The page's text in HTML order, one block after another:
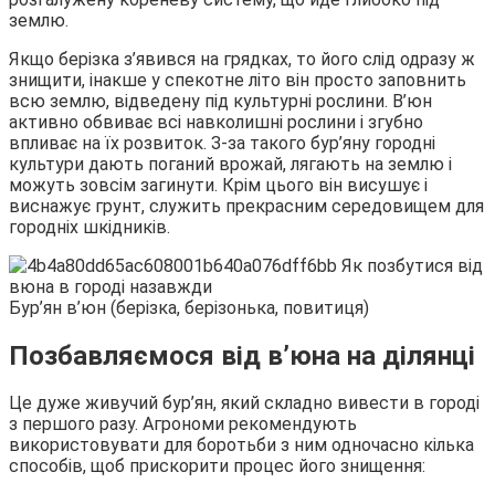
землю.
Якщо берізка з’явився на грядках, то його слід одразу ж
знищити, інакше у спекотне літо він просто заповнить
всю землю, відведену під культурні рослини. В’юн
активно обвиває всі навколишні рослини і згубно
впливає на їх розвиток. З-за такого бур’яну городні
культури дають поганий врожай, лягають на землю і
можуть зовсім загинути. Крім цього він висушує і
виснажує грунт, служить прекрасним середовищем для
городніх шкідників.
Бур’ян в’юн (берізка, берізонька, повитиця)
Позбавляємося від в’юна на ділянці
Це дуже живучий бур’ян, який складно вивести в городі
з першого разу. Агрономи рекомендують
використовувати для боротьби з ним одночасно кілька
способів, щоб прискорити процес його знищення: